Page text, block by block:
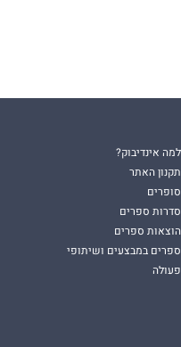
למה אינדיבוק?
תקנון האתר
סופרים
סדרות ספרים
הוצאות ספרים
ספרים במבצעים ושיתופי
פעולה